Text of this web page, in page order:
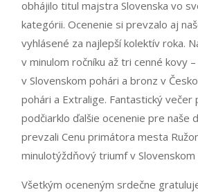
obhájilo titul majstra Slovenska vo
kategórii. Ocenenie si prevzalo aj
vyhlásené za najlepší kolektív roka.
v minulom ročníku až tri cenné kovy
v Slovenskom pohári a bronz v
pohári a Extralige. Fantastický večer
podčiarklo ďalšie ocenenie pre naše
prevzali Cenu primátora mesta
minulotýždňový triumf v Slovenskom
Všetkým oceneným srdečne